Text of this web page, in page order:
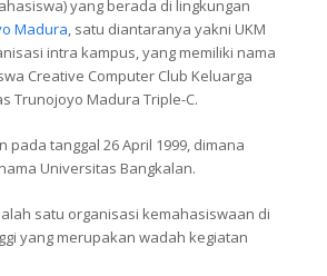
yang berada di lingkungan
Madura, satu diantaranya yakni UKM
intra kampus, yang memiliki nama
Creative Computer Club Keluarga
Trunojoyo Madura Triple-C.
pada tanggal 26 April 1999, dimana
Universitas Bangkalan.
satu organisasi kemahasiswaan di
yang merupakan wadah kegiatan